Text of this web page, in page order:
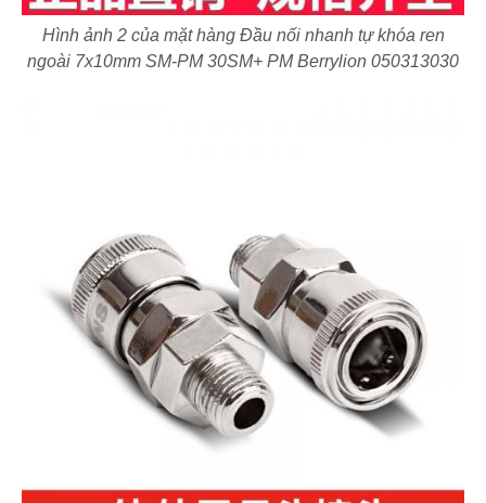
Hình ảnh 2 của mặt hàng Đầu nối nhanh tự khóa ren
ngoài 7x10mm SM-PM 30SM+ PM Berrylion 050313030